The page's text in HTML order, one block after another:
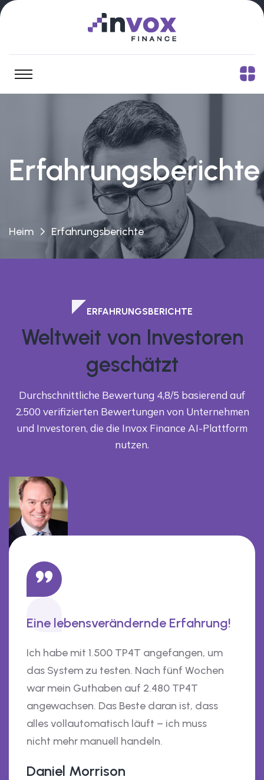
Erfahrungsberichte
Heim Erfahrungsberichte
ERFAHRUNGSBERICHTE
Weltweit von Investoren
geschätzt
Durchschnittliche Bewertung 4,8/5 basierend auf
2.500 verifizierten Bewertungen von Unternehmen
und Investoren, die die Invox Finance AI-Plattform
nutzen.
Eine lebensverändernde Erfahrung!
Ich habe mit 1.500 TP4T angefangen, um
das System zu testen. Nach fünf Wochen
war mein Guthaben auf 2.480 TP4T
angewachsen. Das Beste daran ist, dass
alles vollautomatisch läuft – ich muss
nicht mehr manuell handeln.
Daniel Morrison